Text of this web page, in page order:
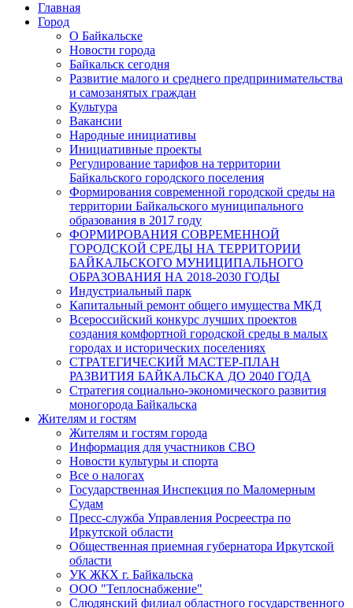
Главная
Город
О Байкальске
Новости города
Байкальск сегодня
Развитие малого и среднего предпринимательства
и самозанятых граждан
Культура
Вакансии
Народные инициативы
Инициативные проекты
Регулирование тарифов на территории
Байкальского городского поселения
Формирования современной городской среды на
территории Байкальского муниципального
образования в 2017 году
ФОРМИРОВАНИЯ СОВРЕМЕННОЙ
ГОРОДСКОЙ СРЕДЫ НА ТЕРРИТОРИИ
БАЙКАЛЬСКОГО МУНИЦИПАЛЬНОГО
ОБРАЗОВАНИЯ НА 2018-2030 ГОДЫ
Индустриальный парк
Капитальный ремонт общего имущества МКД
Всероссийский конкурс лучших проектов
создания комфортной городской среды в малых
городах и исторических поселениях
СТРАТЕГИЧЕСКИЙ МАСТЕР-ПЛАН
РАЗВИТИЯ БАЙКАЛЬСКА ДО 2040 ГОДА
Стратегия социально-экономического развития
моногорода Байкальска
Жителям и гостям
Жителям и гостям города
Информация для участников СВО
Новости культуры и спорта
Все о налогах
Государственная Инспекция по Маломерным
Судам
Пресс-служба Управления Росреестра по
Иркутской области
Общественная приемная губернатора Иркутской
области
УК ЖКХ г. Байкальска
ООО "Теплоснабжение"
Слюдянский филиал областного государственного